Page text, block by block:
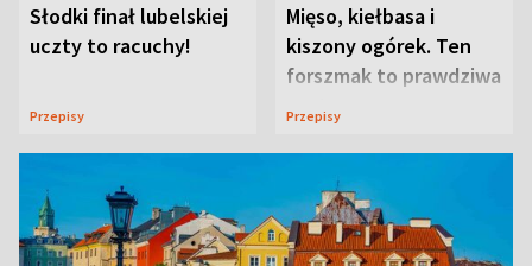
Słodki finał lubelskiej
uczty to racuchy!
Przepisy
Mięso, kiełbasa i
kiszony ogórek. Ten
forszmak to prawdziwa
uczta
Przepisy